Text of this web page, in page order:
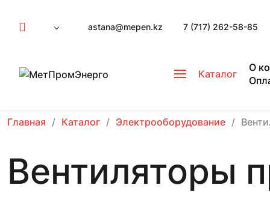
astana@mepen.kz 7 (717) 262-58-85
Каталог
О
Главная Каталог Электрооборудование
Вентиляторы